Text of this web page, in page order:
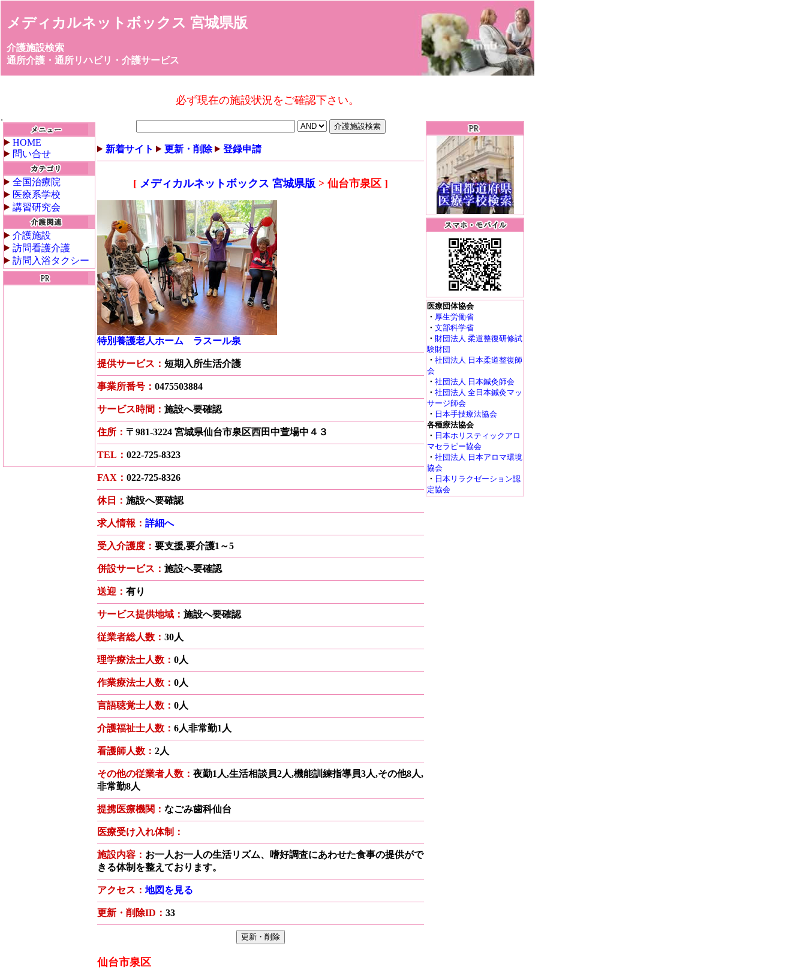
メディカルネットボックス 宮城県版
介護施設検索
通所介護・通所リハビリ・介護サービス
必ず現在の施設状況をご確認下さい。
HOME
問い合せ
全国治療院
医療系学校
講習研究会
介護施設
訪問看護介護
訪問入浴タクシー
新着サイト 更新・削除 登録申請
[ メディカルネットボックス 宮城県版 > 仙台市泉区 ]
特別養護老人ホーム ラスール泉
提供サービス： 短期入所生活介護
事業所番号： 0475503884
サービス時間： 施設へ要確認
住所： 〒981-3224 宮城県仙台市泉区西田中萱場中４３
TEL： 022-725-8323
FAX： 022-725-8326
休日： 施設へ要確認
求人情報： 詳細へ
受入介護度： 要支援,要介護1～5
併設サービス： 施設へ要確認
送迎： 有り
サービス提供地域： 施設へ要確認
従業者総人数： 30人
理学療法士人数： 0人
作業療法士人数： 0人
言語聴覚士人数： 0人
介護福祉士人数： 6人非常勤1人
看護師人数： 2人
その他の従業者人数： 夜勤1人,生活相談員2人,機能訓練指導員3人,その他8人,
非常勤8人
提携医療機関： なごみ歯科仙台
医療受け入れ体制：
施設内容： お一人お一人の生活リズム、嗜好調査にあわせた食事の提供がで
きる体制を整えております。
アクセス： 地図を見る
更新・削除ID： 33
仙台市泉区
医療団体協会
・ 厚生労働省
・ 文部科学省
・ 財団法人 柔道整復研修試
験財団
・ 社団法人 日本柔道整復師
会
・ 社団法人 日本鍼灸師会
・ 社団法人 全日本鍼灸マッ
サージ師会
・ 日本手技療法協会
各種療法協会
・ 日本ホリスティックアロ
マセラピー協会
・ 社団法人 日本アロマ環境
協会
・ 日本リラクゼーション認
定協会